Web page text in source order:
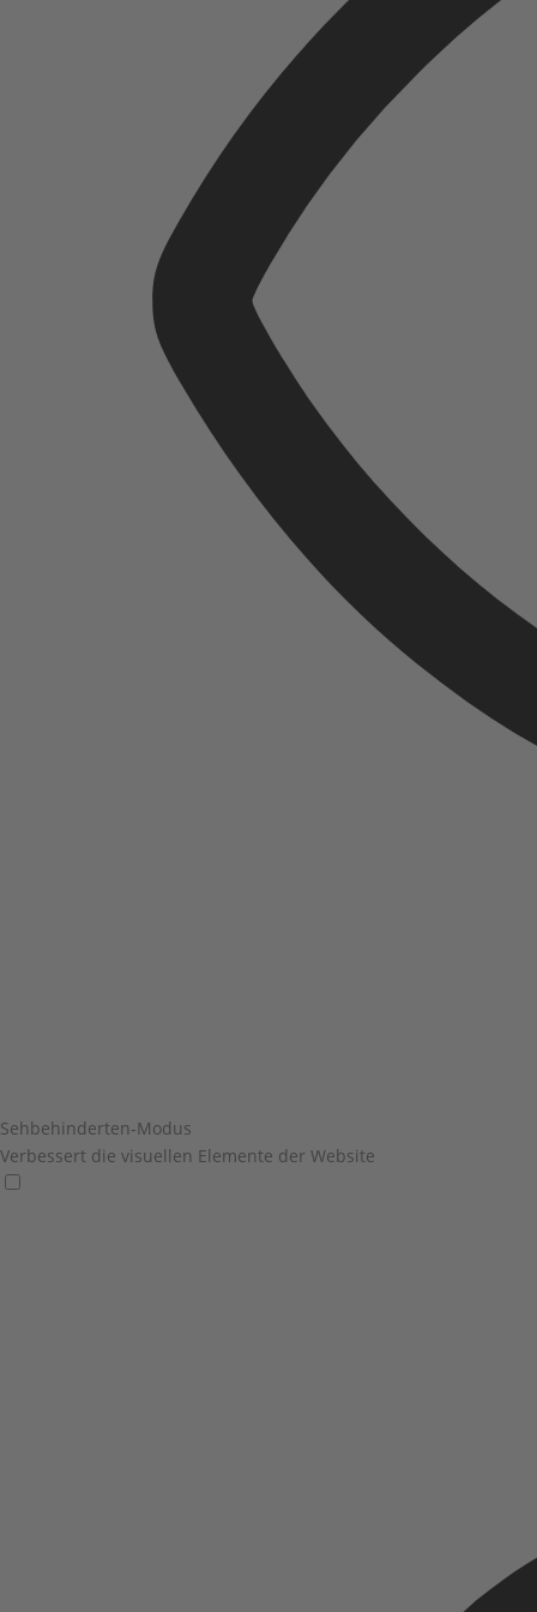
Sehbehinderten-Modus
Verbessert die visuellen Elemente der Website